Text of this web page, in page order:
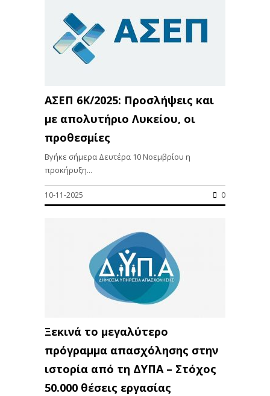
ΑΣΕΠ 6Κ/2025: Προσλήψεις και
με απολυτήριο Λυκείου, οι
προθεσμίες
Βγήκε σήμερα Δευτέρα 10 Νοεμβρίου η
προκήρυξη...
10-11-2025 0
Ξεκινά το μεγαλύτερο
πρόγραμμα απασχόλησης στην
ιστορία από τη ΔΥΠΑ – Στόχος
50.000 θέσεις εργασίας